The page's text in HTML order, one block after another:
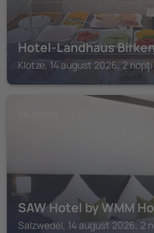
Hotel-Landhaus
Klotze, 14 august 2026, 2 nopți
SAW Hotel by WMM
Salzwedel, 14 august 2026, 2